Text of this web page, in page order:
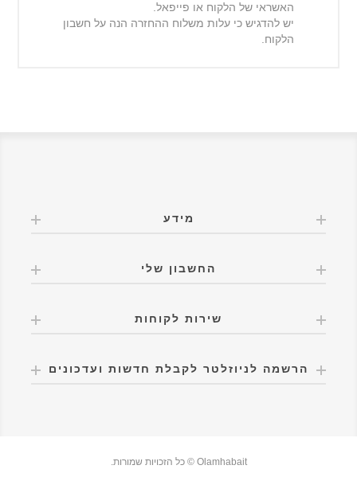
האשראי של הלקוח או פייפאל.
יש להדגיש כי עלות משלוח ההחזרה הנה על חשבון
הלקוח.
מידע
החשבון שלי
שירות לקוחות
הרשמה לניוזלטר לקבלת חדשות ועדכונים
Olamhabait © כל הזכויות שמורות.